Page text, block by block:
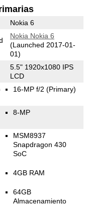
Nokia 6
Nokia Nokia 6
(Launched 2017-01-
01)
5.5" 1920x1080 IPS
LCD
16-MP f/2 (Primary)
8-MP
MSM8937
Snapdragon 430
SoC
4GB RAM
64GB
Almacenamiento